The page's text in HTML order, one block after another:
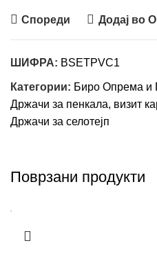
Спореди Додај во
ШИФРА: BSETPVC1
Категории: Биро Опрема и
Држачи за пенкала, визит
Држачи за селотејп
Поврзани продукти